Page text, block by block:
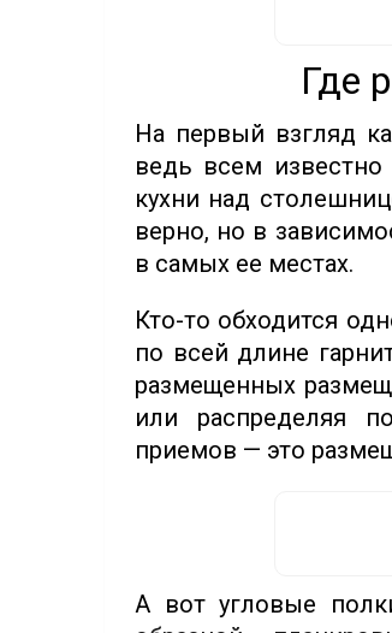
Где
На первый взгляд
ведь всем
кухни над
верно, но в
в самых ее местах.
Кто-то обходится
по всей длине
размещенных
или распределяя
приемов — это
А вот угловые